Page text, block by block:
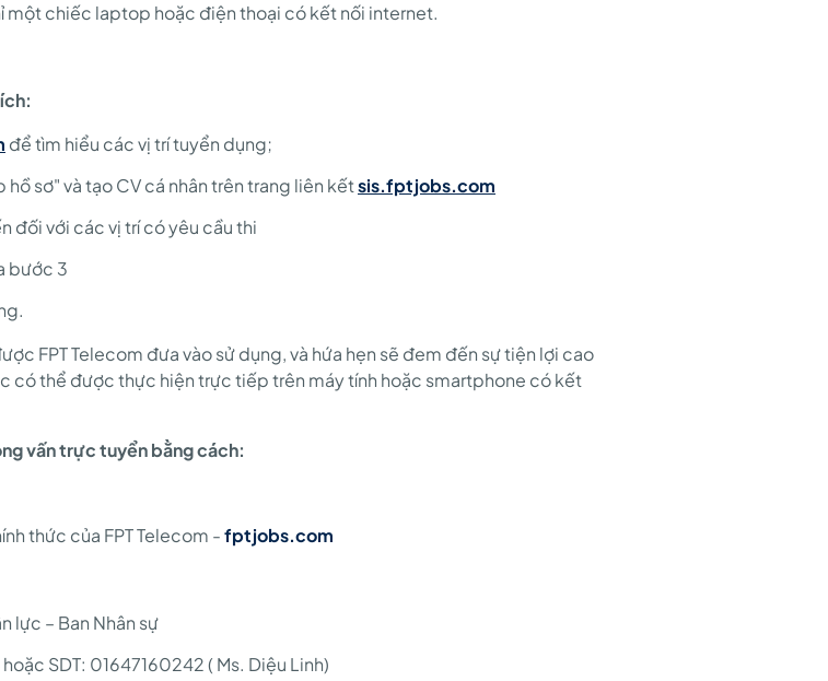
một chiếc laptop hoặc điện thoại có kết nối internet.
để tìm hiểu các vị trí tuyển dụng;
sơ" và tạo CV cá nhân trên trang liên kếtsis.fptjobs.com
đối với các vị trí có yêu cầu thi
bước 3
FPT Telecom đưa vào sử dụng, và hứa hẹn sẽ đem đến sự tiện lợi cao
có thể được thực hiện trực tiếp trên máy tính hoặc smartphone có kết
vấn trực tuyển bằng cách:
thức của FPT Telecom -fptjobs.com
lực – Ban Nhân sự
SDT: 01647160242 ( Ms. Diệu Linh)